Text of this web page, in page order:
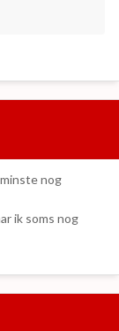
nog
ik soms nog